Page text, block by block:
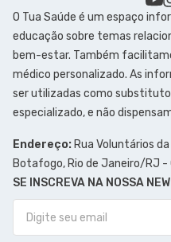
O Tua Saúde é um espaço
educação sobre temas
bem-estar. Também
médico personalizado. As
ser utilizadas como
especializado, e não
Endereço: Rua Voluntários
Botafogo, Rio de Janeiro/RJ -
SE INSCREVA NA NOSSA